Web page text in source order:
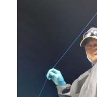
명성호와
갈치/우